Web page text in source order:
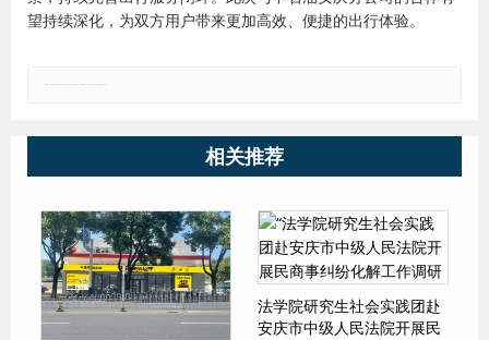
望持续深化，为双方用户带来更加高效、便捷的出行体验。
相关推荐
法学院研究生社会实践团赴
安庆市中级人民法院开展民